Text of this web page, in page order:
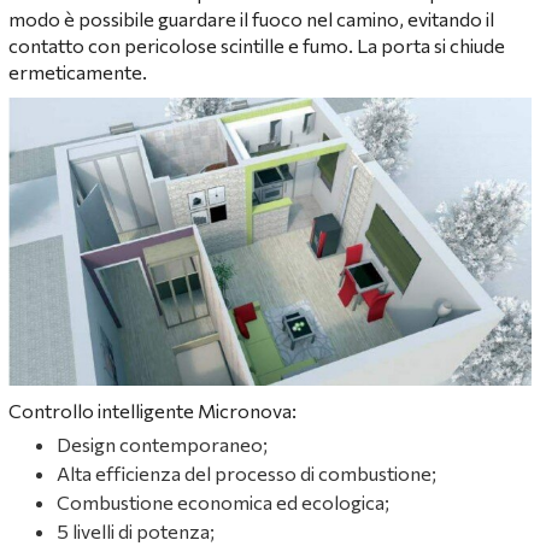
modo è possibile guardare il fuoco nel camino, evitando il
contatto con pericolose scintille e fumo. La porta si chiude
ermeticamente.
Controllo intelligente Micronova:
Design contemporaneo;
Alta efficienza del processo di combustione;
Combustione economica ed ecologica;
5 livelli di potenza;